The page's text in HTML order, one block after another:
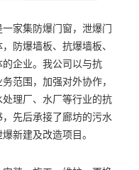
家集防爆门窗，泄爆门
防爆墙板、抗爆墙板、
企业。我公司以与抗
范围，加强对外协作，
理厂、水厂等行业的抗
先后承接了廊坊的污水
新建及改造项目。